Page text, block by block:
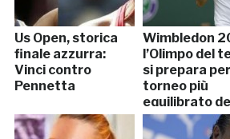
Us Open, storica
finale azzurra:
Vinci contro
Pennetta
Wimbledon
l’Olimpo del
si prepara per
torneo più
equilibrato
ultimi anni